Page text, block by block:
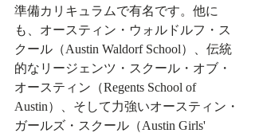
準備カリキュラムで有名です。他に
も、オースティン・ウォルドルフ・ス
クール（Austin Waldorf School）、伝統
的なリージェンツ・スクール・オブ・
オースティン（Regents School of
Austin）、そして力強いオースティン・
ガールズ・スクール（Austin Girls'